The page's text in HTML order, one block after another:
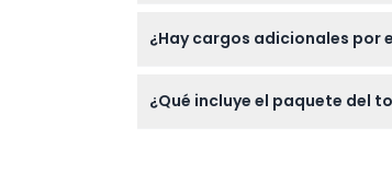
menos de 48 horas de
¿Hay cargos adicionales por
¿Qué incluye el paquete del